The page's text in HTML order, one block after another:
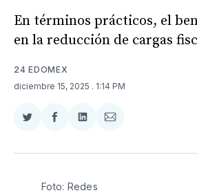
En términos prácticos, el
en la reducción de cargas
24 EDOMEX
diciembre 15, 2025 . 1:14 PM
Compartir
Twitter
Compartir
Facebook
Compartir
LinkedIn
Compartir
Email
Foto: Redes